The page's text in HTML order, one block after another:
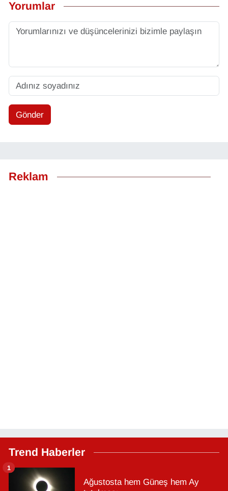
Yorumlar
Gönder
Reklam
Trend Haberler
Ağustosta hem Güneş hem Ay
1